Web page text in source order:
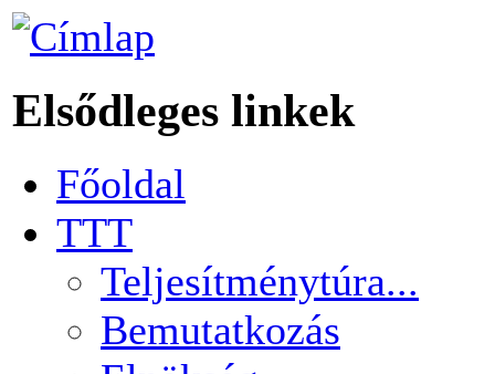
Elsődleges linkek
Főoldal
TTT
Teljesítménytúra...
Bemutatkozás